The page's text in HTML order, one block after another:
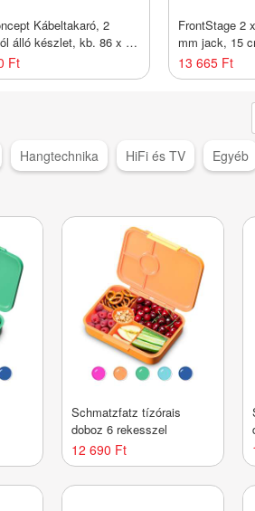
Kábeltakaró, 2
álló készlet, kb. 86 x 86
Ft
FrontStage 2
mm jack, 15
13 665 Ft
Hangtechnika HiFi és TV Egyéb
Schmatzfatz tízórais
doboz 6 rekesszel
12 690 Ft